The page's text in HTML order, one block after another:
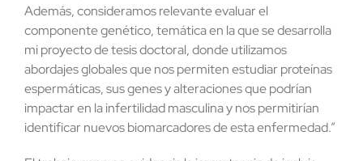
Además, consideramos relevante evaluar el
componente genético, temática en la que se desarrolla
mi proyecto de tesis doctoral, donde utilizamos
abordajes globales que nos permiten estudiar proteínas
espermáticas, sus genes y alteraciones que podrían
impactar en la infertilidad masculina y nos permitirían
identificar nuevos biomarcadores de esta enfermedad.”